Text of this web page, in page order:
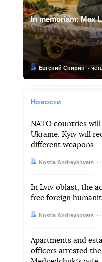
In memoriam: Max
Автор:
Евгений Спирин
Дата:
Новости
NATO countries
Ukraine. Kyiv will
different weapons
Автор:
Kostia Andreykovets
Дата:
In Lviv oblast, the
free foreign
Автор:
Kostia Andreykovets
Дата:
Apartments and
officers arrested